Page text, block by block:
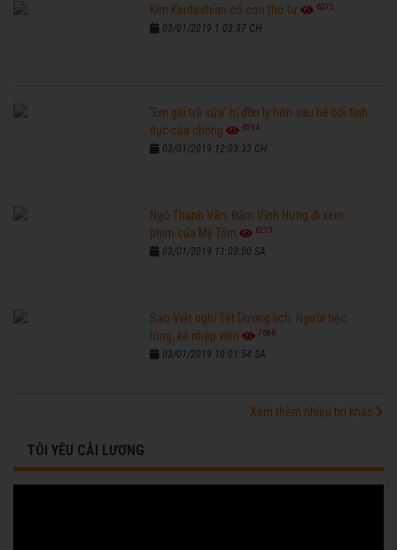
Kim Kardashian có con thứ tư 6272
03/01/2019 1:03:37 CH
'Em gái trà sữa' bị đồn ly hôn sau bê bối tình
dục của chồng
6594
03/01/2019 12:03:33 CH
Ngô Thanh Vân, Đàm Vĩnh Hưng đi xem
phim của Mỹ Tâm
6273
03/01/2019 11:03:00 SA
Sao Việt nghỉ Tết Dương lịch: Người tiệc
tùng, kẻ nhập viện
7686
03/01/2019 10:01:54 SA
Xem thêm nhiều tin khác
TÔI YÊU CẢI LƯƠNG